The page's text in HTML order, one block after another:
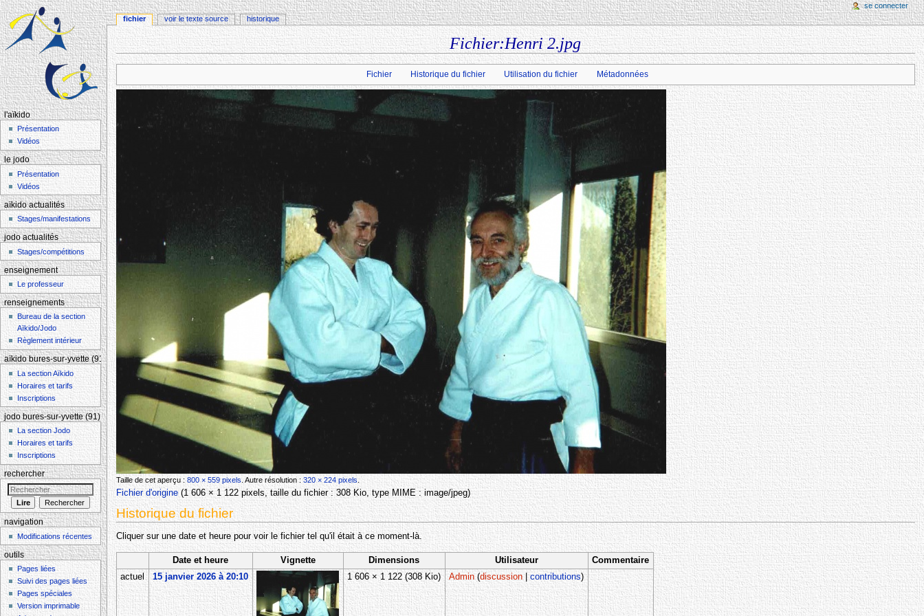
Fichier:Henri 2.jpg
Aller à : navigation,rechercher
Fichier
Historique du fichier Utilisation du fichier Métadonnées
Taille de cet aperçu :800 × 559 pixels Autre résolution : 320 × 224 pixels .
Fichier d'origine‎ (1 606 × 1 122 pixels, taille du fichier : 308 Kio, type MIME : image/jpeg)
Historique du fichier
Cliquer sur une date et heure pour voir le fichier tel qu'il était à ce moment-là.
Date et heure Vignette Dimensions Utilisateur
Commentaire
actuel
15 janvier 2026 à 20:10 1 606 × 1 122(308 Kio) Admin (discussion| contributions)
fichier voir le texte source historique
se connecter
l'aïkido
Présentation
Vidéos
le jodo
Présentation
Vidéos
aïkido actualités
Stages/manifestations
jodo actualités
Stages/compétitions
enseignement
Le professeur
renseignements
Bureau de la section
Aïkido/Jodo
Règlement intérieur
aïkido bures-sur-yvette (91)
La section Aïkido
Horaires et tarifs
Inscriptions
jodo bures-sur-yvette (91)
La section Jodo
Horaires et tarifs
Inscriptions
rechercher
navigation
Modifications récentes
outils
Pages liées
Suivi des pages liées
Pages spéciales
Version imprimable